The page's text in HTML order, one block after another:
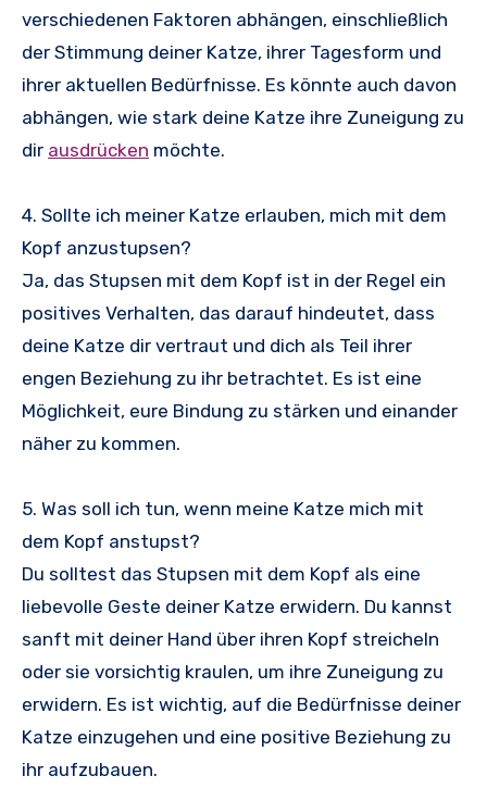
verschiedenen Faktoren abhängen, einschließlich
der Stimmung deiner Katze, ihrer Tagesform und
ihrer aktuellen Bedürfnisse. Es könnte auch davon
abhängen, wie stark deine Katze ihre Zuneigung zu
dir ausdrücken möchte.
4. Sollte ich meiner Katze erlauben, mich mit dem
Kopf anzustupsen?
Ja, das Stupsen mit dem Kopf ist in der Regel ein
positives Verhalten, das darauf hindeutet, dass
deine Katze dir vertraut und dich als Teil ihrer
engen Beziehung zu ihr betrachtet. Es ist eine
Möglichkeit, eure Bindung zu stärken und einander
näher zu kommen.
5. Was soll ich tun, wenn meine Katze mich mit
dem Kopf anstupst?
Du solltest das Stupsen mit dem Kopf als eine
liebevolle Geste deiner Katze erwidern. Du kannst
sanft mit deiner Hand über ihren Kopf streicheln
oder sie vorsichtig kraulen, um ihre Zuneigung zu
erwidern. Es ist wichtig, auf die Bedürfnisse deiner
Katze einzugehen und eine positive Beziehung zu
ihr aufzubauen.